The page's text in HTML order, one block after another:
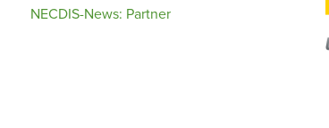
NECDIS-News: Partner